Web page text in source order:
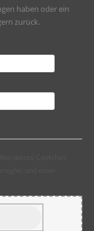
haben oder ein
zurück.